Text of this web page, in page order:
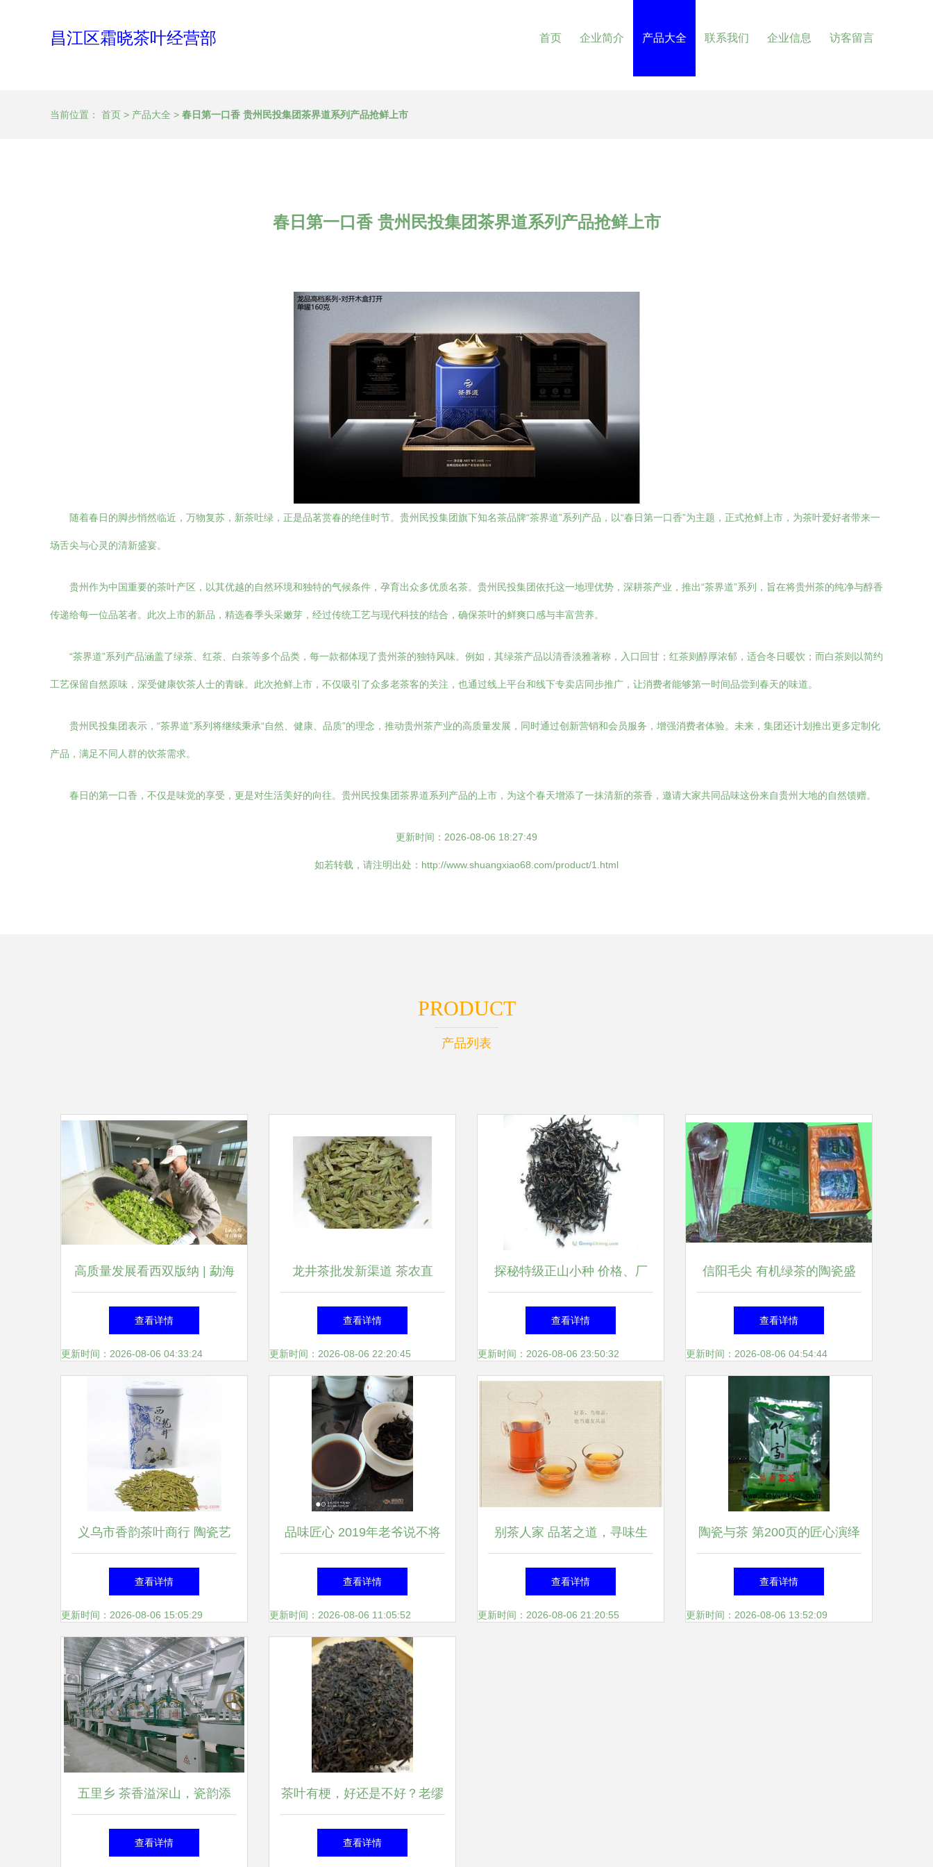
昌江区霜晓茶叶经营部 首页 企业简介 产品大全 联系我们 企业信息 访客留言
当前位置： 首页 > 产品大全 > 春日第一口香 贵州民投集团茶界道系列产品抢鲜上市
春日第一口香 贵州民投集团茶界道系列产品抢鲜上市
随着春日的脚步悄然临近，万物复苏，新茶吐绿，正是品茗赏春的绝佳时节。贵州民投集团旗下知名茶品牌“茶界道”系列产品，以“春日第一口香”为主题，正式抢鲜上市，为茶叶爱好者带来一
场舌尖与心灵的清新盛宴。
贵州作为中国重要的茶叶产区，以其优越的自然环境和独特的气候条件，孕育出众多优质名茶。贵州民投集团依托这一地理优势，深耕茶产业，推出“茶界道”系列，旨在将贵州茶的纯净与醇香
传递给每一位品茗者。此次上市的新品，精选春季头采嫩芽，经过传统工艺与现代科技的结合，确保茶叶的鲜爽口感与丰富营养。
“茶界道”系列产品涵盖了绿茶、红茶、白茶等多个品类，每一款都体现了贵州茶的独特风味。例如，其绿茶产品以清香淡雅著称，入口回甘；红茶则醇厚浓郁，适合冬日暖饮；而白茶则以简约
工艺保留自然原味，深受健康饮茶人士的青睐。此次抢鲜上市，不仅吸引了众多老茶客的关注，也通过线上平台和线下专卖店同步推广，让消费者能够第一时间品尝到春天的味道。
贵州民投集团表示，“茶界道”系列将继续秉承“自然、健康、品质”的理念，推动贵州茶产业的高质量发展，同时通过创新营销和会员服务，增强消费者体验。未来，集团还计划推出更多定制化
产品，满足不同人群的饮茶需求。
春日的第一口香，不仅是味觉的享受，更是对生活美好的向往。贵州民投集团茶界道系列产品的上市，为这个春天增添了一抹清新的茶香，邀请大家共同品味这份来自贵州大地的自然馈赠。
更新时间：2026-08-06 18:27:49
如若转载，请注明出处：http://www.shuangxiao68.com/product/1.html
PRODUCT
产品列表
高质量发展看西双版纳 | 勐海
陈升茶业 打造“花园式工厂”，
彰显绿色发展担当
查看详情
更新时间：2026-08-06 04:33:24
龙井茶批发新渠道 茶农直
销，价优品正
查看详情
更新时间：2026-08-06 22:20:45
探秘特级正山小种 价格、厂
家与陶瓷茶具的完美搭配
查看详情
更新时间：2026-08-06 23:50:32
信阳毛尖 有机绿茶的陶瓷盛
放之道
查看详情
更新时间：2026-08-06 04:54:44
义乌市香韵茶叶商行 陶瓷艺
术与茶饮的完美融合，开启全
球饮品加盟新机遇
查看详情
更新时间：2026-08-06 15:05:29
品味匠心 2019年老爷说不将
就·掰它熟茶体验
查看详情
更新时间：2026-08-06 11:05:52
别茶人家 品茗之道，寻味生
活
查看详情
更新时间：2026-08-06 21:20:55
陶瓷与茶 第200页的匠心演绎
查看详情
更新时间：2026-08-06 13:52:09
五里乡 茶香溢深山，瓷韵添
新彩，生态与民富共谱和谐曲
查看详情
茶叶有梗，好还是不好？老缪
说茶为你辟谣
查看详情